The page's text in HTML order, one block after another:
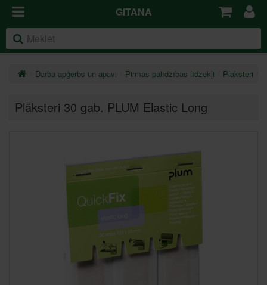
GITANA
Darba apģērbs un apavi Pirmās palīdzības līdzekļi Plāksteri
Plāksteri 30 gab. PLUM Elastic Long